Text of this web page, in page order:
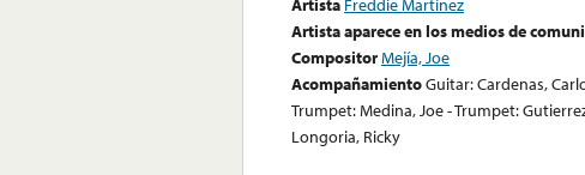
Artista aparece en los medios de
CompositorMejía, Joe
AcompañamientoGuitar: Cardenas,
Trumpet: Medina, Joe - Trumpet:
Longoria, Ricky